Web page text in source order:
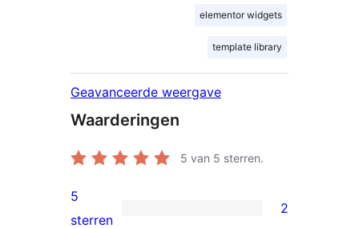
elementor widgets
template library
Geavanceerde weergave
Waarderingen
5 van 5 sterren.
2
5
sterren
2